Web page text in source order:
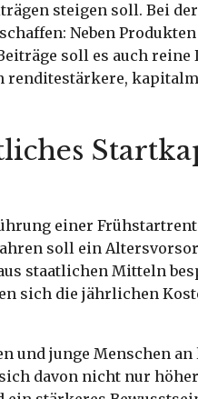
steigen soll. Bei
Neben
soll es auch reine
renditestärkere,
einer
soll ein
staatlichen Mitteln
sich die jährlichen
und junge Menschen
davon nicht nur